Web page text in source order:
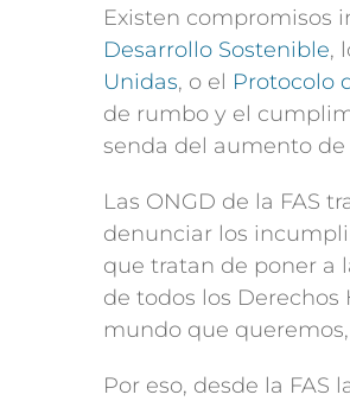
Existen compromisos
Desarrollo Sostenible,
Unidas, o el Protocolo
de rumbo y el
senda del aumento
Las ONGD de la FAS
denunciar los
que tratan de poner a
de todos los
mundo que
Por eso, desde la FAS